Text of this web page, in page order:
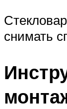
снимать